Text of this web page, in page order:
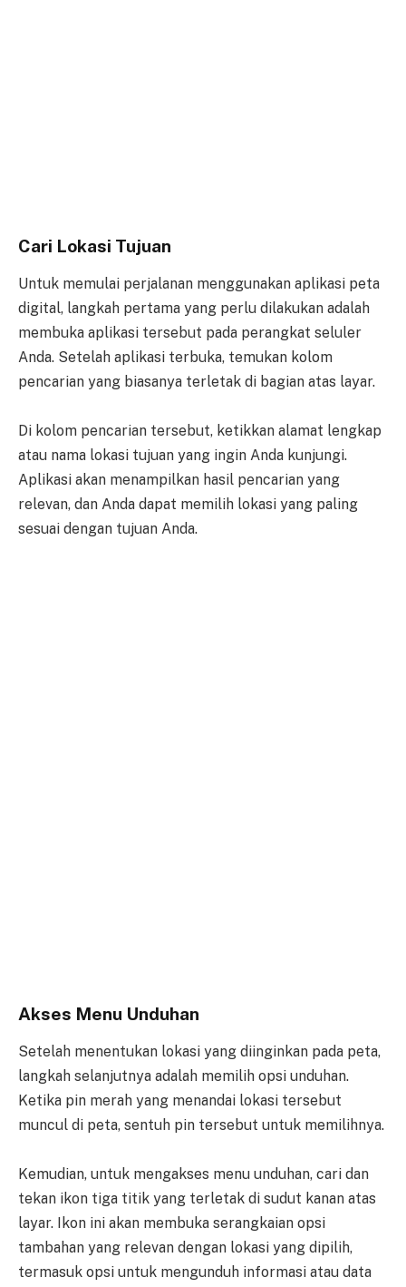
Cari Lokasi Tujuan
Untuk memulai perjalanan menggunakan aplikasi peta
digital, langkah pertama yang perlu dilakukan adalah
membuka aplikasi tersebut pada perangkat seluler
Anda. Setelah aplikasi terbuka, temukan kolom
pencarian yang biasanya terletak di bagian atas layar.
Di kolom pencarian tersebut, ketikkan alamat lengkap
atau nama lokasi tujuan yang ingin Anda kunjungi.
Aplikasi akan menampilkan hasil pencarian yang
relevan, dan Anda dapat memilih lokasi yang paling
sesuai dengan tujuan Anda.
Akses Menu Unduhan
Setelah menentukan lokasi yang diinginkan pada peta,
langkah selanjutnya adalah memilih opsi unduhan.
Ketika pin merah yang menandai lokasi tersebut
muncul di peta, sentuh pin tersebut untuk memilihnya.
Kemudian, untuk mengakses menu unduhan, cari dan
tekan ikon tiga titik yang terletak di sudut kanan atas
layar. Ikon ini akan membuka serangkaian opsi
tambahan yang relevan dengan lokasi yang dipilih,
termasuk opsi untuk mengunduh informasi atau data